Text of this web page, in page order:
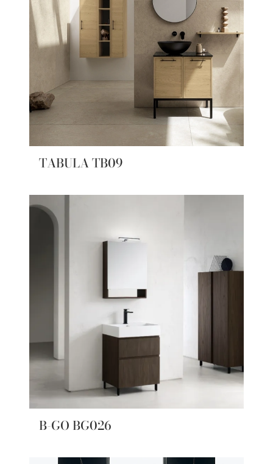
TABULA TB09
B-GO BG026